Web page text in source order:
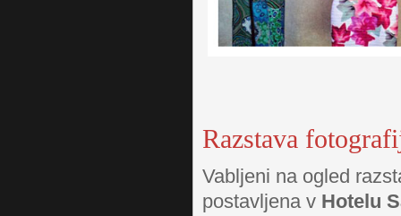
Razstava
Vabljeni na ogled
postavljena v Hotelu